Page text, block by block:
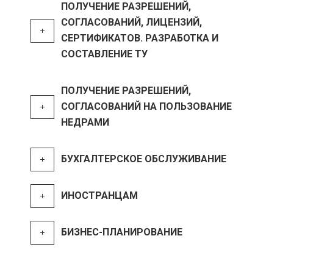
ПОЛУЧЕНИЕ РАЗРЕШЕНИЙ,
СОГЛАСОВАНИЙ, ЛИЦЕНЗИЙ,
СЕРТИФИКАТОВ. РАЗРАБОТКА И
СОСТАВЛЕНИЕ ТУ
ПОЛУЧЕНИЕ РАЗРЕШЕНИЙ,
СОГЛАСОВАНИЙ НА ПОЛЬЗОВАНИЕ
НЕДРАМИ
БУХГАЛТЕРСКОЕ ОБСЛУЖИВАНИЕ
ИНОСТРАНЦАМ
БИЗНЕС-ПЛАНИРОВАНИЕ